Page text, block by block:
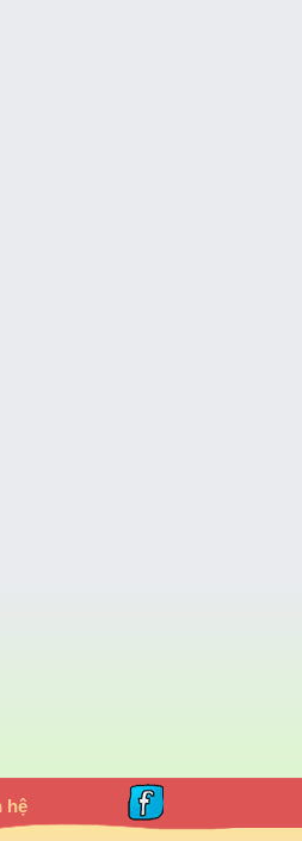
hệ